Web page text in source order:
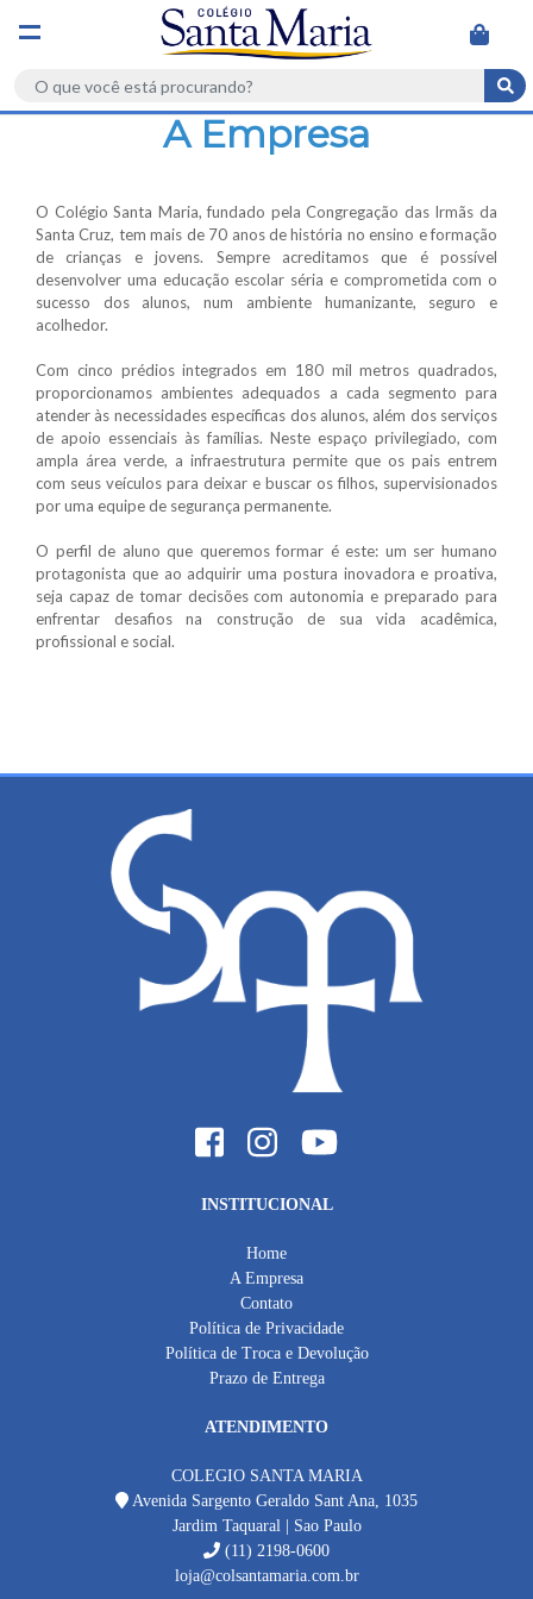
Meus pedidos
AVENTAL
BERMUDAS
CALÇAS
CAMISETAS
CURSO LIVRE
MALHARIA
MEIA
home -> A Empresa
A Empresa
O Colégio Santa Maria, fundado pela Congregação das Irmãs da
Santa Cruz, tem mais de 70 anos de história no ensino e formação
de crianças e jovens. Sempre acreditamos que é possível
desenvolver uma educação escolar séria e comprometida com o
sucesso dos alunos, num ambiente humanizante, seguro e
acolhedor.
Com cinco prédios integrados em 180 mil metros quadrados,
proporcionamos ambientes adequados a cada segmento para
atender às necessidades específicas dos alunos, além dos serviços
de apoio essenciais às famílias. Neste espaço privilegiado, com
ampla área verde, a infraestrutura permite que os pais entrem
com seus veículos para deixar e buscar os filhos, supervisionados
por uma equipe de segurança permanente.
O perfil de aluno que queremos formar é este: um ser humano
protagonista que ao adquirir uma postura inovadora e proativa,
seja capaz de tomar decisões com autonomia e preparado para
enfrentar desafios na construção de sua vida acadêmica,
profissional e social.
INSTITUCIONAL
Home
A Empresa
Contato
Política de Privacidade
Política de Troca e Devolução
Prazo de Entrega
ATENDIMENTO
COLEGIO SANTA MARIA
Avenida Sargento Geraldo Sant Ana, 1035
Jardim Taquaral | Sao Paulo
(11) 2198-0600
loja@colsantamaria.com.br